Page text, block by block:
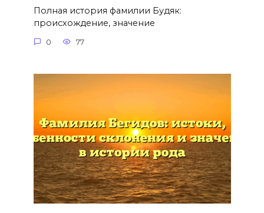
Полная история фамилии Будяк:
происхождение, значение
0 77